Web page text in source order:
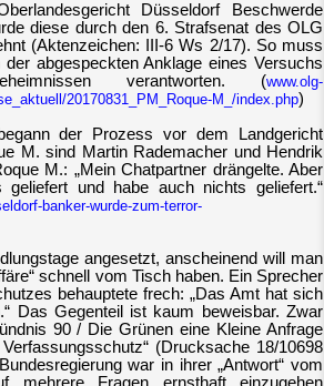
Düsseldorf Beschwerde
diese durch den 6. Strafsenat des OLG
(Aktenzeichen: III-6 Ws 2/17). So muss
abgespeckten Anklage eines Versuchs
verantworten. (www.olg-
20170831_PM_Roque-M_/index.php)
der Prozess vor dem Landgericht
M. sind Martin Rademacher und Hendrik
M.: „Mein Chatpartner drängelte. Aber
und habe auch nichts geliefert.“
banker-wurde-zum-terror-
angesetzt, anscheinend will man
schnell vom Tisch haben. Ein Sprecher
behauptete frech: „Das Amt hat sich
Das Gegenteil ist kaum beweisbar. Zwar
90 / Die Grünen eine Kleine Anfrage
(Drucksache 18/10698
war in ihrer „Antwort“ vom